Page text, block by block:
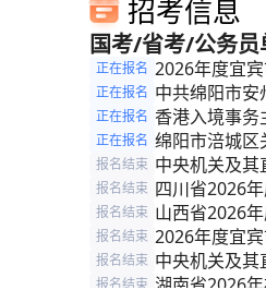
招考信息
国考/省考/公务员
正在报名 2026年度宜
照管理人员）
正在报名 中共绵阳市安
考调公务员
正在报名 香港入境事务
正在报名 绵阳市涪城区
务员(参照管
报名结束 中央机关及其
务员公告
报名结束 四川省2026
工作人员）补
报名结束 山西省2026
告
报名结束 2026年度宜
报名结束 中央机关及其
务员公告
报名结束 湖南省2026